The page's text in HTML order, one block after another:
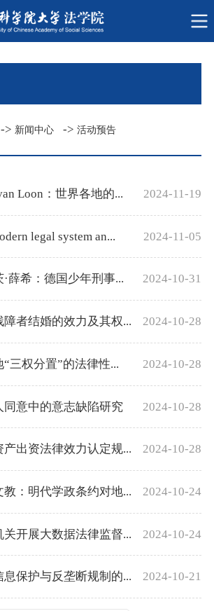
-> 新闻中心 -> 活动预告
2024-11-19
Loon：世界各地的...
2024-11-05
legal system an...
2024-10-31
薛希：德国少年刑事...
2024-10-28
障者结婚的效力及其权...
2024-10-28
三权分置”的法律性...
2024-10-28
同意中的意志缺陷研究
2024-10-28
产出资法律效力认定规...
2024-10-24
教：明代学政条约对地...
2024-10-24
关开展大数据法律监督...
2024-10-21
息保护与反垄断规制的...